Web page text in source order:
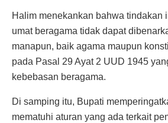
Halim menekankan bahwa tindakan
umat beragama tidak dapat
manapun, baik agama maupun
pada Pasal 29 Ayat 2 UUD 1945
kebebasan beragama.
Di samping itu, Bupati
mematuhi aturan yang ada terkait